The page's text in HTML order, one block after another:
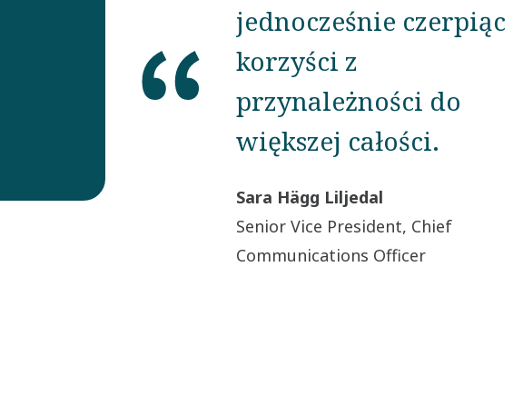
jednocześnie czerpiąc
korzyści z
przynależności do
większej całości.
Sara Hägg Liljedal
Senior Vice President, Chief
Communications Officer